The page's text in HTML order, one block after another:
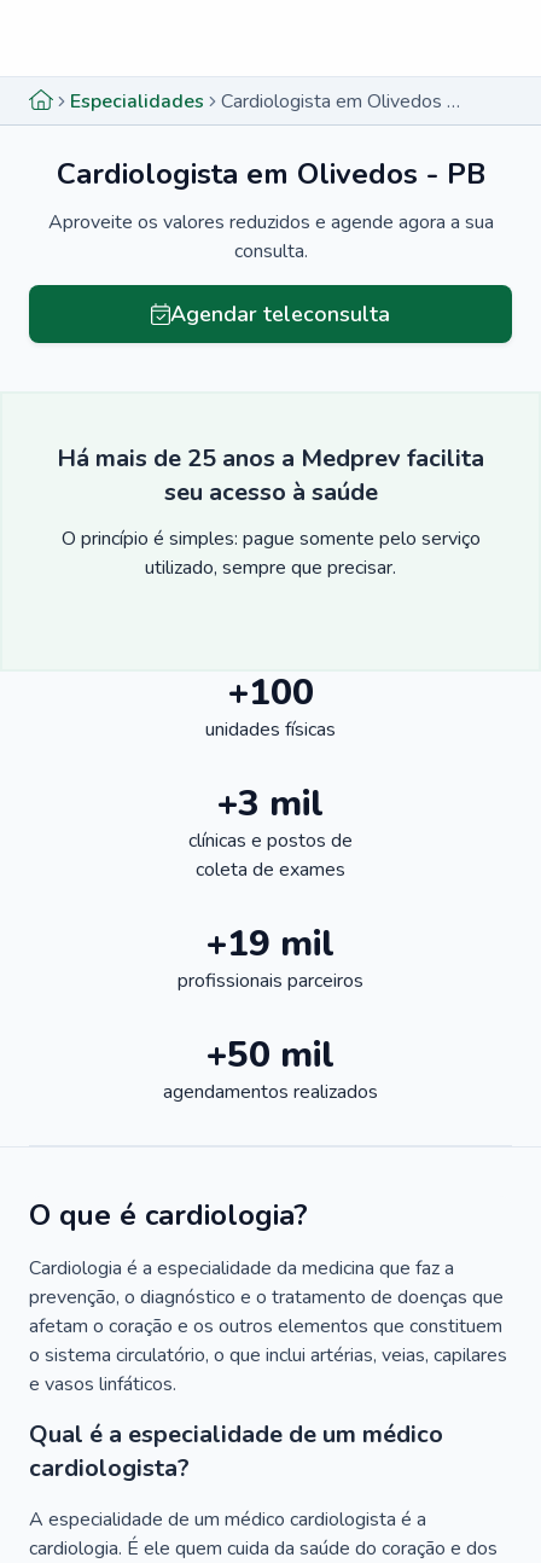
Especialidades Cardiologista em Olivedos - PB
Cardiologista em Olivedos - PB
Aproveite os valores reduzidos e agende agora a sua
consulta.
Agendar teleconsulta
Há mais de 25 anos a Medprev facilita
seu acesso à saúde
O princípio é simples: pague somente pelo serviço
utilizado, sempre que precisar.
+100
unidades físicas
+3 mil
clínicas e postos de
coleta de exames
+19 mil
profissionais parceiros
+50 mil
agendamentos realizados
O que é cardiologia?
Cardiologia é a especialidade da medicina que faz a
prevenção, o diagnóstico e o tratamento de doenças que
afetam o coração e os outros elementos que constituem
o sistema circulatório, o que inclui artérias, veias, capilares
e vasos linfáticos.
Qual é a especialidade de um médico
cardiologista?
A especialidade de um médico cardiologista é a
cardiologia. É ele quem cuida da saúde do coração e dos